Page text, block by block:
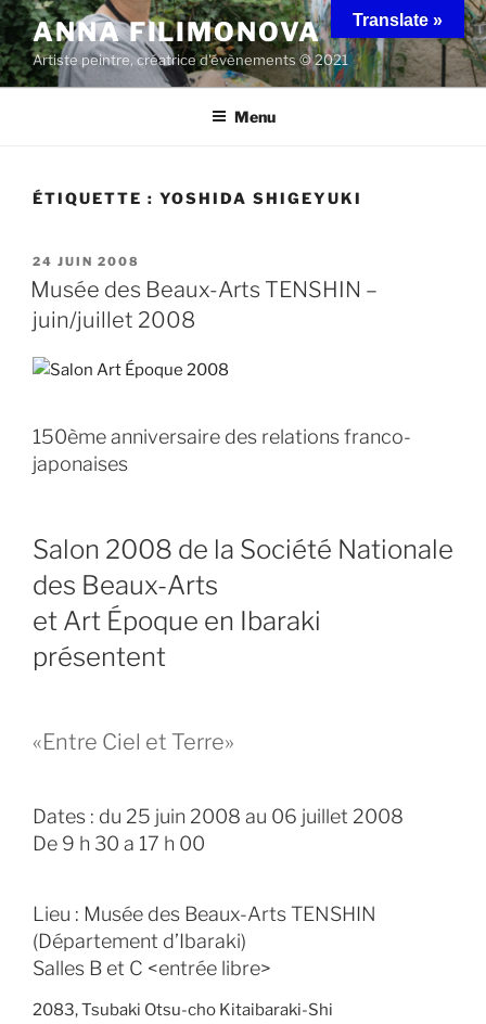
Aller
au
contenu
principal
ANNA FILIMONOVA
Artiste peintre, créatrice d'évènements © 2021
Menu
ÉTIQUETTE : YOSHIDA SHIGEYUKI
PUBLIÉ
LE
24 JUIN 2008
Musée des Beaux-Arts TENSHIN –
juin/juillet 2008
150ème anniversaire des relations franco-
japonaises
Salon 2008 de la Société Nationale
des Beaux-Arts
et Art Époque en Ibaraki
présentent
«Entre Ciel et Terre»
Dates : du 25 juin 2008 au 06 juillet 2008
De 9 h 30 a 17 h 00
Lieu : Musée des Beaux-Arts TENSHIN
(Département d’Ibaraki)
Salles B et C <entrée libre>
2083, Tsubaki Otsu-cho Kitaibaraki-Shi
Translate »